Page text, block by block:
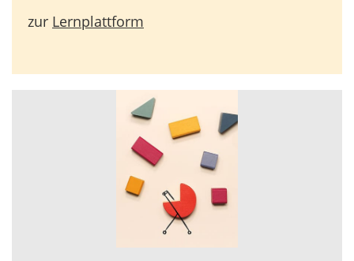
zur Lernplattform